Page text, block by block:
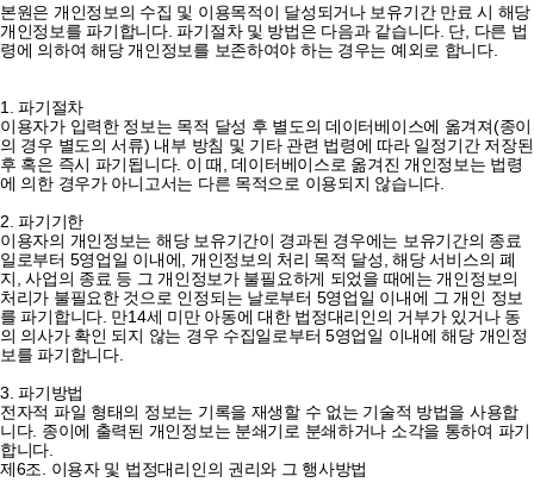
본원은 개인정보의 수집 및 이용목적이 달성되거나 보유기간 만료 시 해당
개인정보를 파기합니다. 파기절차 및 방법은 다음과 같습니다. 단, 다른 법
령에 의하여 해당 개인정보를 보존하여야 하는 경우는 예외로 합니다.
1. 파기절차
이용자가 입력한 정보는 목적 달성 후 별도의 데이터베이스에 옮겨져(종이
의 경우 별도의 서류) 내부 방침 및 기타 관련 법령에 따라 일정기간 저장된
후 혹은 즉시 파기됩니다. 이 때, 데이터베이스로 옮겨진 개인정보는 법령
에 의한 경우가 아니고서는 다른 목적으로 이용되지 않습니다.
2. 파기기한
이용자의 개인정보는 해당 보유기간이 경과된 경우에는 보유기간의 종료
일로부터 5영업일 이내에, 개인정보의 처리 목적 달성, 해당 서비스의 폐
지, 사업의 종료 등 그 개인정보가 불필요하게 되었을 때에는 개인정보의
처리가 불필요한 것으로 인정되는 날로부터 5영업일 이내에 그 개인 정보
를 파기합니다. 만14세 미만 아동에 대한 법정대리인의 거부가 있거나 동
의 의사가 확인 되지 않는 경우 수집일로부터 5영업일 이내에 해당 개인정
보를 파기합니다.
3. 파기방법
전자적 파일 형태의 정보는 기록을 재생할 수 없는 기술적 방법을 사용합
니다. 종이에 출력된 개인정보는 분쇄기로 분쇄하거나 소각을 통하여 파기
합니다.
제6조. 이용자 및 법정대리인의 권리와 그 행사방법